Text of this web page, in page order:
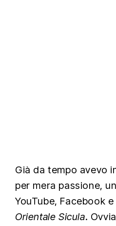
Già da tempo avevo
per mera passione,
YouTube, Facebook
Orientale Sicula.